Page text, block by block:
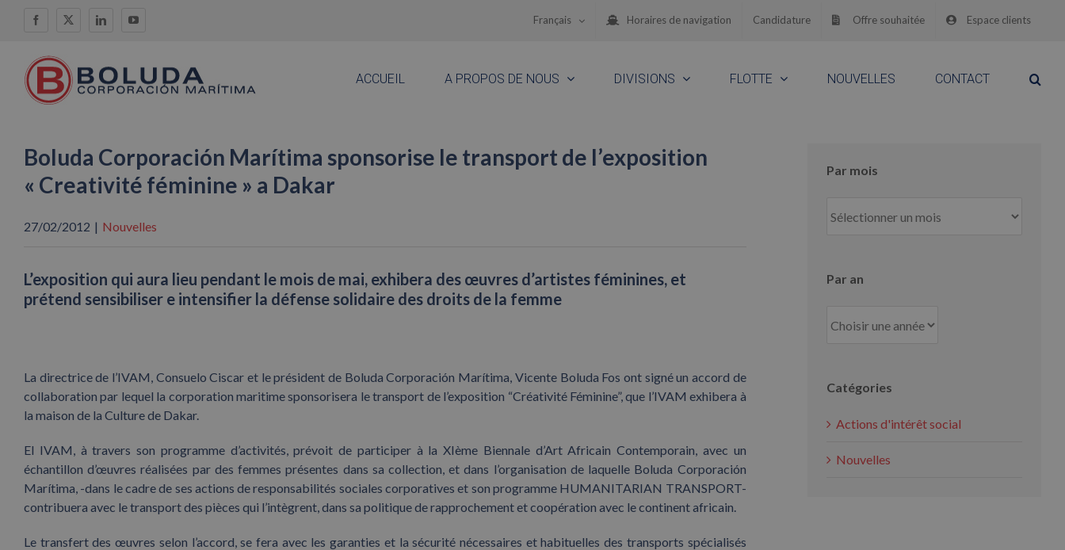
Facebook
X LinkedInYouTube Français Horaires de navigation Candidature Offre souhaitée Espace clients
ACCUEIL A PROPOS DE NOUS DIVISIONS FLOTTE NOUVELLES CONTACT
Boluda Corporación Marítima sponsorise le transport de l’exposition
« Creativité féminine » a Dakar
27/02/2012 | Nouvelles
L’exposition qui aura lieu pendant le mois de mai, exhibera des œuvres d’artistes féminines, et
prétend sensibiliser e intensifier la défense solidaire des droits de la femme
La directrice de l’IVAM, Consuelo Ciscar et le président de Boluda Corporación Marítima, Vicente Boluda Fos ont signé un accord de
collaboration par lequel la corporation maritime sponsorisera le transport de l’exposition “Créativité Féminine”, que l’IVAM exhibera à
la maison de la Culture de Dakar.
El IVAM, à travers son programme d’activités, prévoit de participer à la XIème Biennale d’Art Africain Contemporain, avec un
échantillon d’œuvres réalisées par des femmes présentes dans sa collection, et dans l’organisation de laquelle Boluda Corporación
Marítima, -dans le cadre de ses actions de responsabilités sociales corporatives et son programme HUMANITARIAN TRANSPORT-
contribuera avec le transport des pièces qui l’intègrent, dans sa politique de rapprochement et coopération avec le continent africain.
Le transfert des œuvres selon l’accord, se fera avec les garanties et la sécurité nécessaires et habituelles des transports spécialisés
Par mois
mois
Par an
Catégories
Actions d'intérêt social
Nouvelles